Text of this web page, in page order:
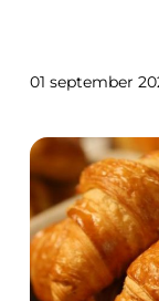
01 september